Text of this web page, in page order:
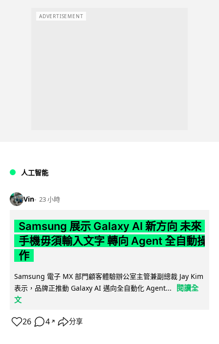
ADVERTISEMENT
人工智能
Vin 23 小時
Samsung 展示 Galaxy AI 新方向 未來
手機毋須輸入文字 轉向 Agent 全自動操
作
Samsung 電子 MX 部門顧客體驗辦公室主管兼副總裁 Jay Kim
表示，品牌正推動 Galaxy AI 邁向全自動化 Agent...
閱讀全
文
26 4 ↗ 分享